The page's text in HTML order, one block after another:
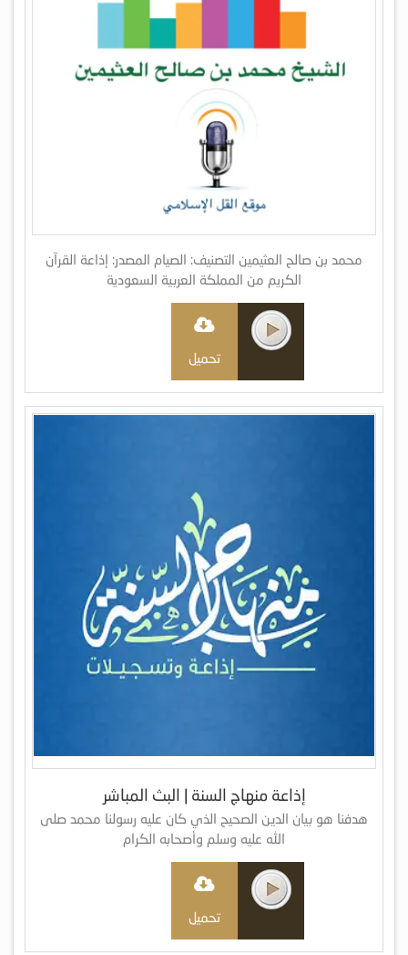
محمد بن صالح العثيمين التصنيف: الصيام المصدر: إذاعة القرآن
الكريم من المملكة العربية السعودية
تحميل
إذاعة منهاج السنة | البث المباشر
هدفنا هو بيان الدين الصحيح الذي كان عليه رسولنا محمد صلى
الله عليه وسلم وأصحابه الكرام
تحميل